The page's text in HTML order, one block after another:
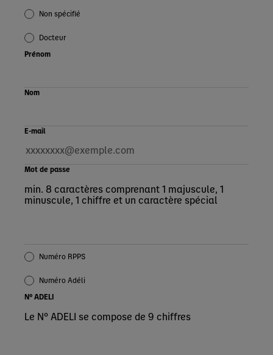
Non spécifié
Docteur
Prénom
Nom
E-mail
Mot de passe
min. 8 caractères comprenant 1 majuscule, 1
minuscule, 1 chiffre et un caractère spécial
Numéro RPPS
Numéro Adéli
N° ADELI
Le N° ADELI se compose de 9 chiffres